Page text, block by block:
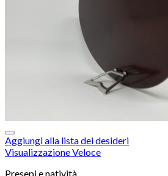
Aggiungi alla lista dei desideri
Visualizzazione Veloce
Presepi e natività